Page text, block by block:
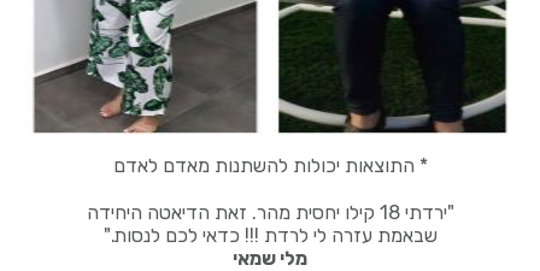
* התוצאות יכולות להשתנות מאדם לאדם
"ירדתי 18 קילו יחסית מהר. זאת הדיאטה היחידה
שבאמת עזרה לי לרדת !!! כדאי לכם לנסות."
מלי שמאי